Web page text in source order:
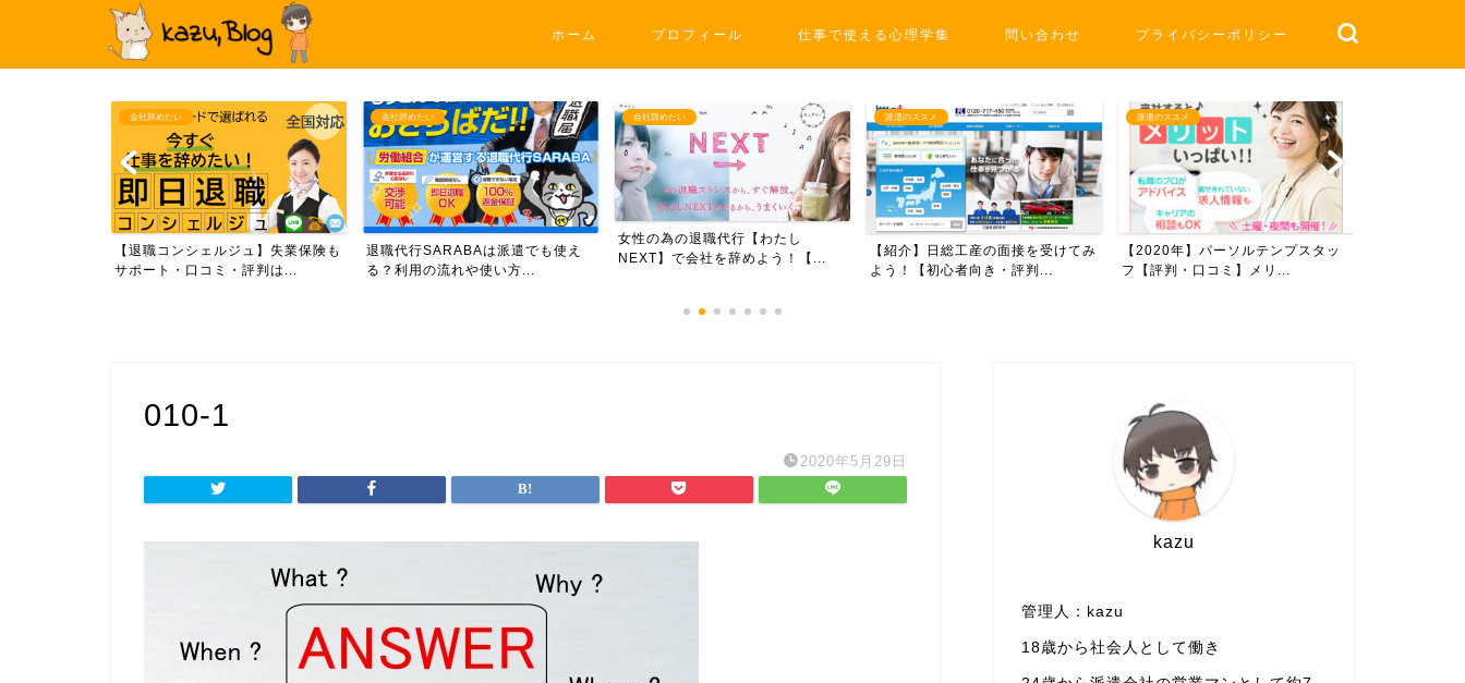
ホーム プロフィール 仕事で使える心理学集 問い合わせ プライバシーポリシー
会社辞めたい
【退職コンシェルジュ】失業保険も
サポート・口コミ・評判は...
会社辞めたい
退職代行SARABAは派遣でも使え
る？利用の流れや使い方...
会社辞めたい
女性の為の退職代行【わたし
NEXT】で会社を辞めよう！【...
派遣のススメ
【紹介】日総工産の面接を受けてみ
よう！【初心者向き・評判...
派遣のススメ
【2020年】パーソルテンプスタッ
フ【評判・口コミ】メリ...
010-1
2020年5月29日
kazu
管理人：kazu
18歳から社会人として働き